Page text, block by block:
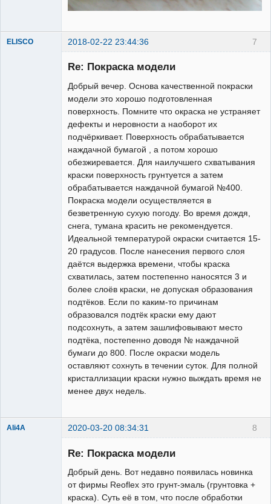
7
ELISCO 2018-02-22 23:44:36
Re: Покраска модели
Добрый вечер. Основа качественной покраски
модели это хорошо подготовленная
поверхность. Помните что окраска не устраняет
дефекты и неровности а наоборот их
подчёркивает. Поверхность обрабатывается
наждачной бумагой , а потом хорошо
обезжиревается. Для наилучшего схватывания
краски поверхность грунтуется а затем
обрабатывается наждачной бумагой №400.
Покраска модели осуществляется в
безветренную сухую погоду. Во время дождя,
снега, тумана красить не рекомендуется.
Идеальной температурой окраски считается 15-
20 градусов. После нанесения первого слоя
даётся выдержка времени, чтобы краска
схватилась, затем постепенно наносятся 3 и
более слоёв краски, не допуская образования
подтёков. Если по каким-то причинам
образовался подтёк краски ему дают
подсохнуть, а затем зашлифовывают место
подтёка, постепенно доводя № наждачной
бумаги до 800. После окраски модель
оставляют сохнуть в течении суток. Для полной
кристаллизации краски нужно выждать время не
менее двух недель.
8
Ali4A 2020-03-20 08:34:31
Re: Покраска модели
Добрый день. Вот недавно появилась новинка
от фирмы Reoflex это грунт-эмаль (грунтовка +
краска). Суть её в том, что после обработки